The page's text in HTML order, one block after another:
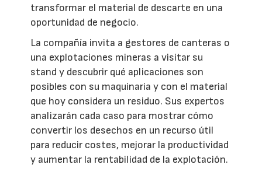
transformar el material de descarte en una
oportunidad de negocio.
La compañía invita a gestores de canteras o
una explotaciones mineras a visitar su
stand y descubrir qué aplicaciones son
posibles con su maquinaria y con el material
que hoy considera un residuo. Sus expertos
analizarán cada caso para mostrar cómo
convertir los desechos en un recurso útil
para reducir costes, mejorar la productividad
y aumentar la rentabilidad de la explotación.